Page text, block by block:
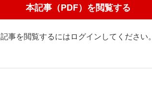
本記事（PDF）を閲覧する
記事を閲覧するにはログインしてください。